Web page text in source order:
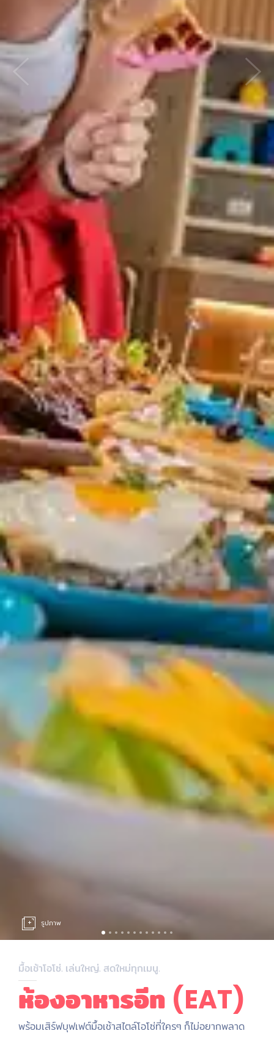
มื้อเช้าโอโซ่. เล่นใหญ่. สดใหม่ทุกเมนู.
ห้องอาหารอีท (EAT)
พร้อมเสิร์ฟบุฟเฟต์มื้อเช้าสไตล์โอโซ่ที่ใครๆ ก็ไม่อยากพลาด
รูปภาพ
ถัดไป